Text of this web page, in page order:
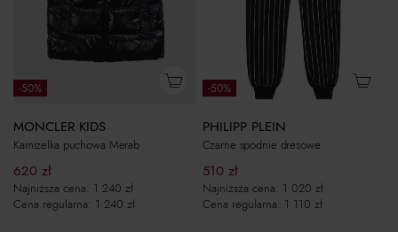
-50%
MONCLER KIDS
Kamizelka puchowa Merab
620 zł
Najniższa cena: 1 240 zł
Cena regularna: 1 240 zł
-50%
PHILIPP PLEIN
Czarne spodnie dresowe
510 zł
Najniższa cena: 1 020 zł
Cena regularna: 1 110 zł